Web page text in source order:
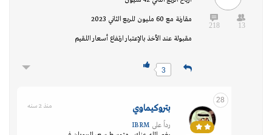
13
218
مقارنة مع 60 مليون للربع الثاني 2023
مقبولة عند الأخذ بالإعتبار ارتفاع أسعار اللقيم
3
28
بتروكيماوي منذ 2 سنه
رداً على IBRM